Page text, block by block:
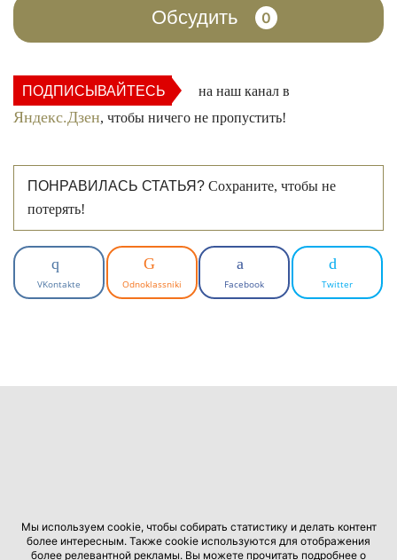
Обсудить 0
ПОДПИСЫВАЙТЕСЬ на наш канал в
Яндекс.Дзен, чтобы ничего не пропустить!
ПОНРАВИЛАСЬ СТАТЬЯ? Сохраните, чтобы не
потерять!
VKontakte Odnoklassniki Facebook Twitter
Мы используем cookie, чтобы собирать статистику и делать контент
более интересным. Также cookie используются для отображения
более релевантной рекламы. Вы можете прочитать подробнее о